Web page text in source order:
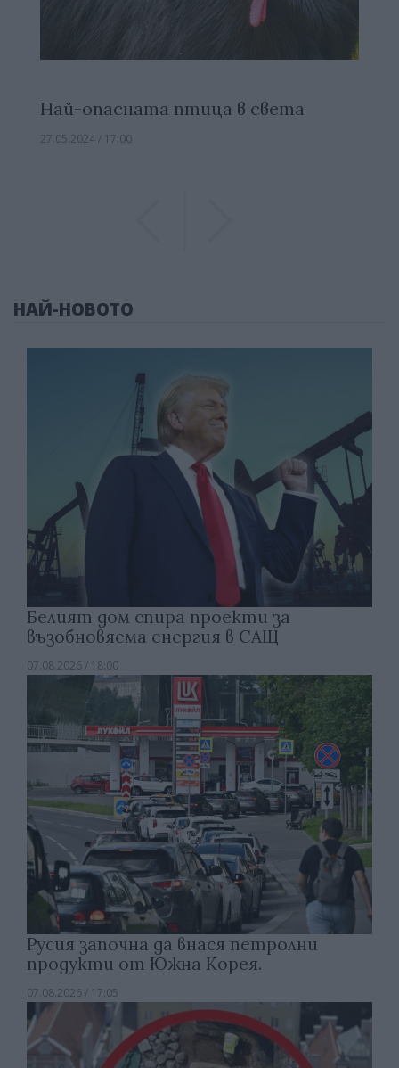
Най-опасната птица в света
27.05.2024 / 17:00
НАЙ-НОВОТО
Белият дом спира проекти за
възобновяема енергия в САЩ
07.08.2026 / 18:00
Русия започна да внася петролни
продукти от Южна Корея.
07.08.2026 / 17:05